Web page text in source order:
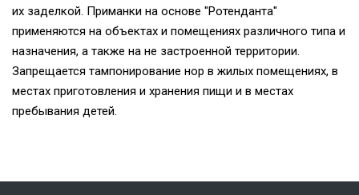
их заделкой. Приманки на основе "Ротенданта"
применяются на объектах и помещениях различного типа и
назначения, а также на не застроенной территории.
Запрещается тампонирование нор в жилых помещениях, в
местах приготовления и хранения пищи и в местах
пребывания детей.